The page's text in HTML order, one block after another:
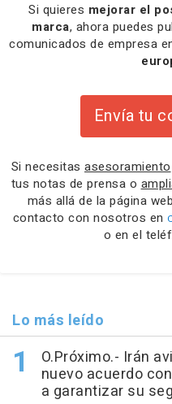
Si quieres mejorar el
marca, ahora puedes
comunicados de empresa
Envía tu
Si necesitas asesoramiento
tus notas de prensa o
más allá de la página
contacto con nosotros en
o en el
Lo más leído
O.Próximo.- Irán
nuevo acuerdo
a garantizar su